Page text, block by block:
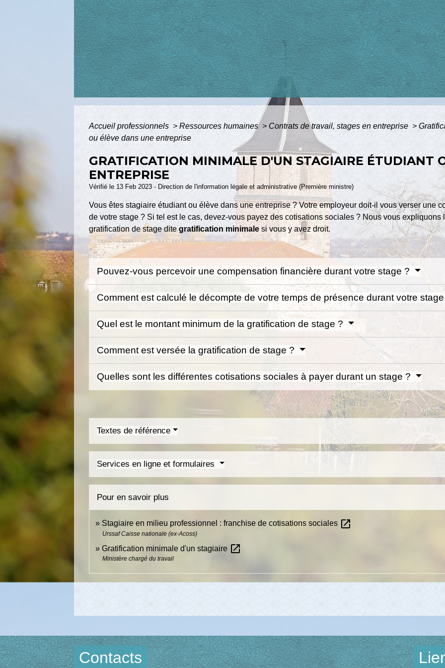
Accueil professionnels > Ressources humaines > Contrats de travail, stages en entreprise >
ou élève dans une entreprise
GRATIFICATION MINIMALE D'UN STAGIAIRE ÉTUDIANT
ENTREPRISE
Vérifié le 13 Feb 2023 - Direction de l'information légale et administrative (Première ministre)
Vous êtes stagiaire étudiant ou élève dans une entreprise ? Votre employeur doit-il vous verser une
de votre stage ? Si tel est le cas, devez-vous payez des cotisations sociales ? Nous vous
gratification de stage ditegratification minimale si vous y avez droit.
Pouvez-vous percevoir une compensation financière durant votre stage ?
Comment est calculé le décompte de votre temps de présence durant votre
Quel est le montant minimum de la gratification de stage ?
Comment est versée la gratification de stage ?
Quelles sont les différentes cotisations sociales à payer durant un stage ?
Textes de référence
Services en ligne et formulaires
Pour en savoir plus
Stagiaire en milieu professionnel : franchise de cotisations sociales open_in_new
Urssaf Caisse nationale (ex-Acoss)
Gratification minimale d'un stagiaire open_in_new
Ministère chargé du travail
Contacts